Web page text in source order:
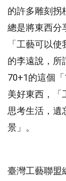
的許多雕刻拐
總是將東西分
「工藝可以
的李遠說，所
70+1的這個
美好東西，「
思考生活，遺
景」。
臺灣工藝聯盟